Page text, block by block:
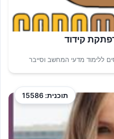
קידוד
ללימוד מדעי המחשב וסייבר
תוכנית: 15586